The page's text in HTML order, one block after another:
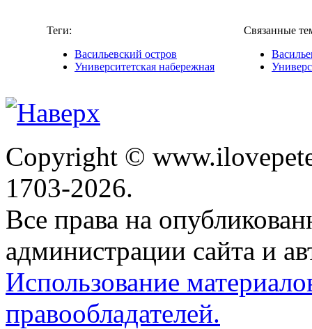
Теги:
Васильевский остров
Университетская набережная
Связанные
Copyright ©
1703-2026.
Все права на
администрации сайта и
Использование
правообладателей.